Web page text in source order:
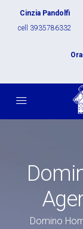
Cinzia Pandolfi
cell 3935786332
Domino